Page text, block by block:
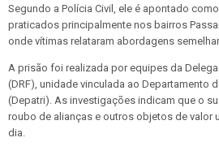
Segundo a Polícia Civil, ele é apontado
praticados principalmente nos bairros
onde vítimas relataram abordagens
A prisão foi realizada por equipes da
(DRF), unidade vinculada ao Departamento
(Depatri). As investigações indicam que o
roubo de alianças e outros objetos de valor
dia.